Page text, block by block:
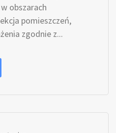
obszarach
pomieszczeń,
zgodnie z...